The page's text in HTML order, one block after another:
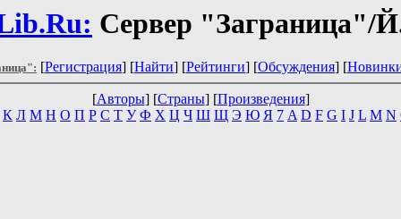
Сервер "Заграница"/
[Регистрация] [Найти] [Рейтинги] [Обсуждения] [
[Авторы] [Страны] [Произведения]
К Л М Н О П Р С Т У Ф Х Ц Ч Ш Щ Э Ю Я 7 A D F G I J L M N